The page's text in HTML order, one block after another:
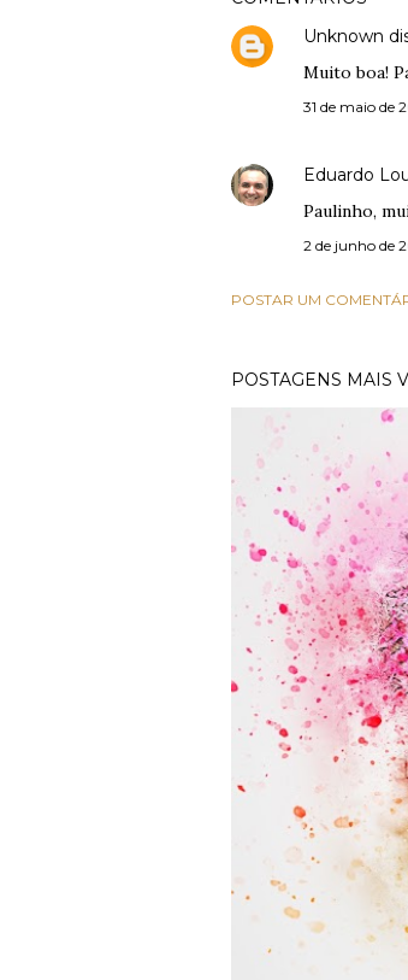
Unknown
Muito boa!
31 de maio de
Eduardo
Paulinho,
2 de junho de
POSTAR UM
POSTAGENS MAIS